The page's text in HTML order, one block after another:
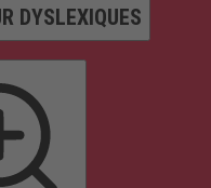
DYSLEXIQUES